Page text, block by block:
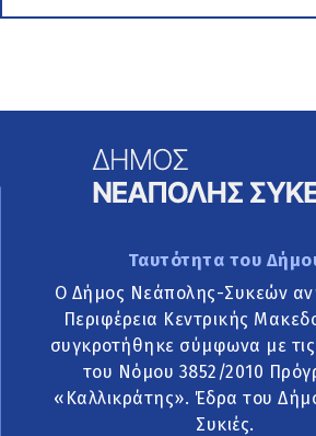
Ταυτότητα του
Ο Δήμος Νεάπολης-Συκεών
Περιφέρεια Κεντρικής
συγκροτήθηκε σύμφωνα με τις
του Νόμου 3852/2010
«Καλλικράτης». Έδρα του
Συκιές.